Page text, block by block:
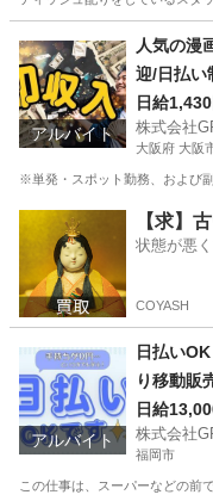
その他
アルバイト
人気の漫
迎/日払い
日給
株式会社
大阪府 大阪
※単発・スポット勤務、および
仕分け
【求】
状態が悪
COYASH
アルバイト
日払い
り移動販
日給
株式会社
福岡市
この仕事は、スーパーなどの前